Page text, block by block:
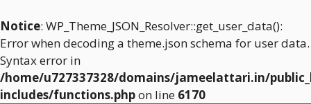
Notice: WP_Theme_JSON_Resolver::get_user_data():
Error when decoding a theme.json schema for user data.
Syntax error in
/home/u727337328/domains/jameelattari.in/
includes/functions.phpon line 6170